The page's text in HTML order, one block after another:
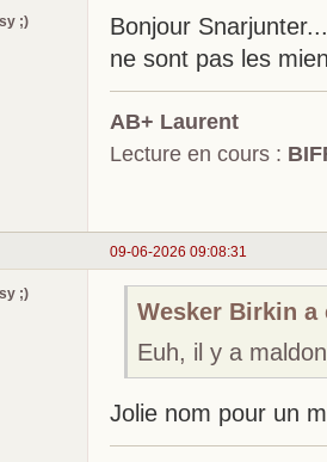
;)
Bonjour
ne sont pas les
AB+ Laurent
Lecture en cours :
09-06-2026 09:08:31
;)
Wesker Birkin a
Euh, il y a
Jolie nom pour un